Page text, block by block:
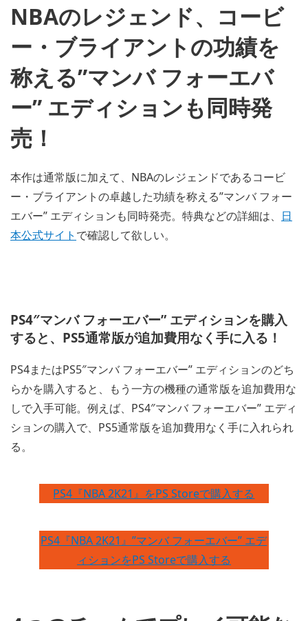
NBAのレジェンド、コービ
ー・ブライアントの功績を
称える”マンバ フォーエバ
ー” エディションも同時発
売！
本作は通常版に加えて、NBAのレジェンドであるコービ
ー・ブライアントの卓越した功績を称える”マンバ フォー
エバー” エディションも同時発売。特典などの詳細は、 日
本公式サイト で確認して欲しい。
PS4″マンバ フォーエバー” エディションを購入
すると、PS5通常版が追加費用なく手に入る！
PS4またはPS5″マンバ フォーエバー” エディションのどち
らかを購入すると、もう一方の機種の通常版を追加費用な
しで入手可能。例えば、PS4″マンバ フォーエバー” エディ
ションの購入で、PS5通常版を追加費用なく手に入れられ
る。
PS4『NBA 2K21』をPS Storeで購入する
PS4『NBA 2K21』”マンバ フォーエバー” エデ
ィションをPS Storeで購入する